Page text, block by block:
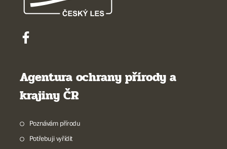
Agentura ochrany přírody a
krajiny ČR
Poznávám přírodu
Potřebuji vyřídit